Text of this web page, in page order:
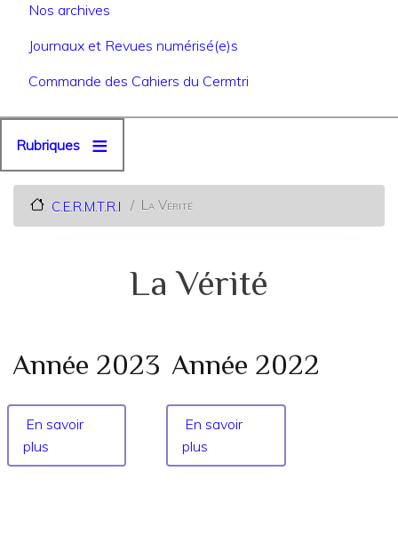
Nos archives
Journaux et Revues numérisé(e)s
Commande des Cahiers du Cermtri
Rubriques
C.E.R.M.T.R.I La Vérité
La Vérité
Année 2023
En savoir
plus
Année
Année 2022
En savoir
plus
Année